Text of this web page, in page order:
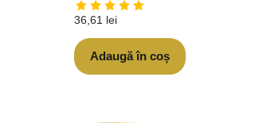
36,61 lei
Adaugă în coș